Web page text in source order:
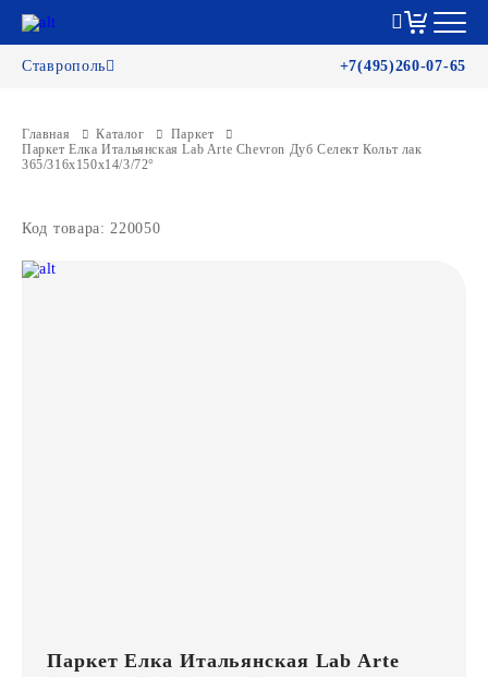
Ставрополь +7(495)260-07-65
Главная Каталог
Паркет
Паркет Елка Итальянская Lab Arte Chevron Дуб Селект Кольт лак
365/316х150х14/3/72°
Код товара: 220050
Паркет Елка Итальянская Lab Arte